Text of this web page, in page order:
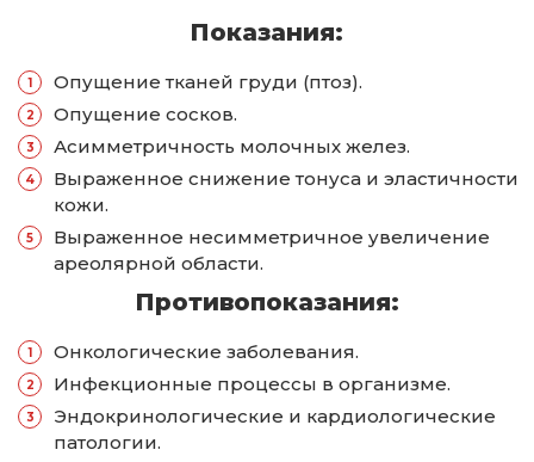
Показания:
Опущение тканей груди (птоз).
Опущение сосков.
Асимметричность молочных желез.
Выраженное снижение тонуса и эластичности
кожи.
Выраженное несимметричное увеличение
ареолярной области.
Противопоказания:
Онкологические заболевания.
Инфекционные процессы в организме.
Эндокринологические и кардиологические
патологии.